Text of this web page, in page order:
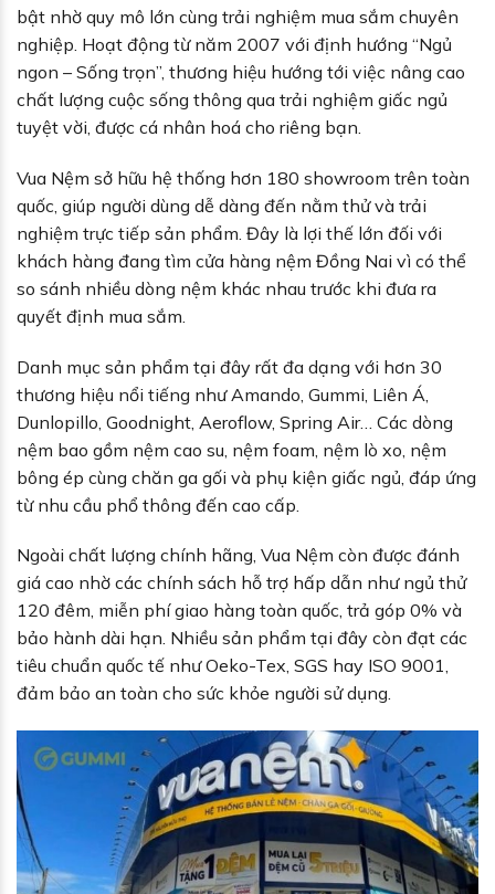
bật nhờ quy mô lớn cùng trải nghiệm mua sắm chuyên
nghiệp. Hoạt động từ năm 2007 với định hướng “Ngủ
ngon – Sống trọn”, thương hiệu hướng tới việc nâng cao
chất lượng cuộc sống thông qua trải nghiệm giấc ngủ
tuyệt vời, được cá nhân hoá cho riêng bạn.
Vua Nệm sở hữu hệ thống hơn 180 showroom trên toàn
quốc, giúp người dùng dễ dàng đến nằm thử và trải
nghiệm trực tiếp sản phẩm. Đây là lợi thế lớn đối với
khách hàng đang tìm cửa hàng nệm Đồng Nai vì có thể
so sánh nhiều dòng nệm khác nhau trước khi đưa ra
quyết định mua sắm.
Danh mục sản phẩm tại đây rất đa dạng với hơn 30
thương hiệu nổi tiếng như Amando, Gummi, Liên Á,
Dunlopillo, Goodnight, Aeroflow, Spring Air… Các dòng
nệm bao gồm nệm cao su, nệm foam, nệm lò xo, nệm
bông ép cùng chăn ga gối và phụ kiện giấc ngủ, đáp ứng
từ nhu cầu phổ thông đến cao cấp.
Ngoài chất lượng chính hãng, Vua Nệm còn được đánh
giá cao nhờ các chính sách hỗ trợ hấp dẫn như ngủ thử
120 đêm, miễn phí giao hàng toàn quốc, trả góp 0% và
bảo hành dài hạn. Nhiều sản phẩm tại đây còn đạt các
tiêu chuẩn quốc tế như Oeko-Tex, SGS hay ISO 9001,
đảm bảo an toàn cho sức khỏe người sử dụng.